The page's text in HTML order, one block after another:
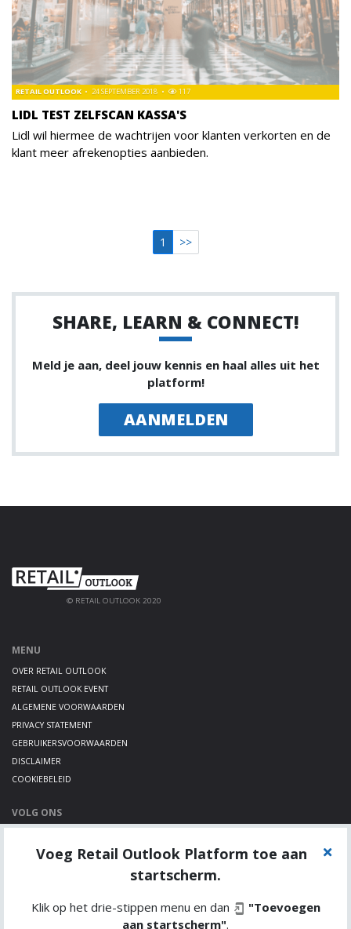
LIDL TEST ZELFSCAN KASSA'S
RETAIL OUTLOOK 24 SEPTEMBER 2018 117
Lidl wil hiermee de wachtrijen voor klanten verkorten en de
klant meer afrekenopties aanbieden.
1 >>
SHARE, LEARN & CONNECT!
Meld je aan, deel jouw kennis en haal alles uit het
platform!
AANMELDEN
© RETAIL OUTLOOK 2020
MENU
OVER RETAIL OUTLOOK
RETAIL OUTLOOK EVENT
ALGEMENE VOORWAARDEN
PRIVACY STATEMENT
GEBRUIKERSVOORWAARDEN
DISCLAIMER
COOKIEBELEID
VOLG ONS
TWITTER
Voeg Retail Outlook Platform toe aan
startscherm.
Klik op het drie-stippen menu en dan
"Toevoegen
aan startscherm".